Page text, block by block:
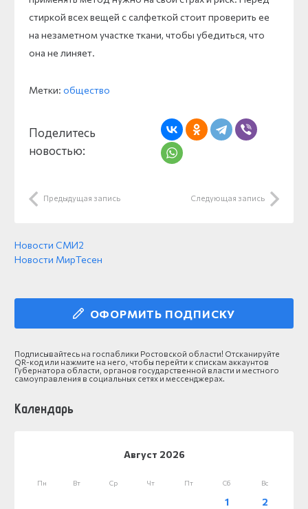
стиркой всех вещей с салфеткой стоит проверить ее
на незаметном участке ткани, чтобы убедиться, что
она не линяет.
Метки: общество
Поделитесь
новостью:
Предыдущая запись Следующая запись
Новости СМИ2
Новости МирТесен
ОФОРМИТЬ ПОДПИСКУ
Подписывайтесь на госпаблики Ростовской области! Отсканируйте
QR-код или нажмите на него, чтобы перейти к спискам аккаунтов
Губернатора области, органов государственной власти и местного
самоуправления в социальных сетях и мессенджерах.
Календарь
Август 2026
Пн Вт Ср Чт Пт Сб Вс
1
2